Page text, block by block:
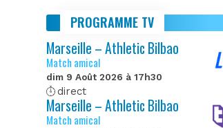
PROGRAMME TV
Marseille – Athletic Bilbao
Match amical
dim 9 Août 2026 à 17h30
direct
Marseille – Athletic Bilbao
Match amical